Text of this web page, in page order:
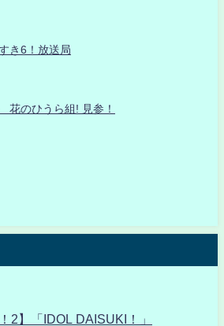
き6！放送局
のひうら組! 見参！
2】「IDOL DAISUKI！」